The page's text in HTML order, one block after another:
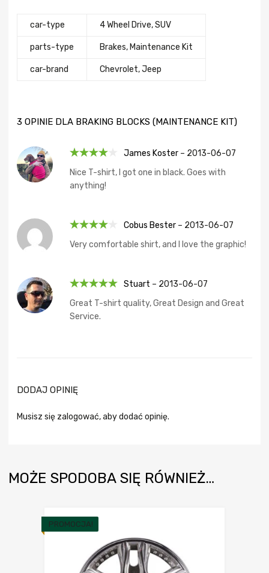
car-type 4 Wheel Drive, SUV
parts-type Brakes, Maintenance Kit
сar-brand Chevrolet, Jeep
3 OPINIE DLA BRAKING BLOCKS (MAINTENANCE KIT)
4na 5
James Koster – 2013-06-07
Nice T-shirt, I got one in black. Goes with
anything!
4na 5
Cobus Bester – 2013-06-07
Very comfortable shirt, and I love the graphic!
na 5
Stuart – 2013-06-07
Great T-shirt quality, Great Design and Great
Service.
DODAJ OPINIĘ
Musisz się zalogować, aby dodać opinię.
MOŻE SPODOBA SIĘ RÓWNIEŻ…
PROMOCJA!